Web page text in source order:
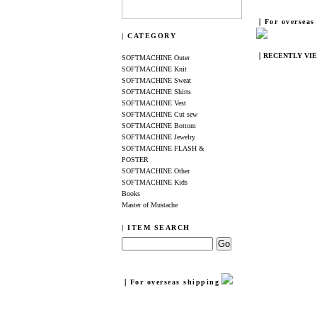
| CATEGORY
SOFTMACHINE Outer
SOFTMACHINE Knit
SOFTMACHINE Sweat
SOFTMACHINE Shirts
SOFTMACHINE Vest
SOFTMACHINE Cut sew
SOFTMACHINE Bottom
SOFTMACHINE Jewelry
SOFTMACHINE FLASH &
POSTER
SOFTMACHINE Other
SOFTMACHINE Kids
Books
Master of Mustache
| ITEM SEARCH
｜For overseas shipping
｜For
｜RECENTLY